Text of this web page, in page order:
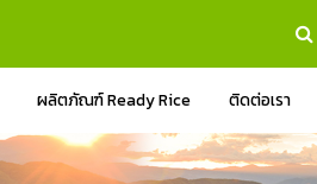
ผลิตภัณฑ์ Ready Rice ติดต่อเรา